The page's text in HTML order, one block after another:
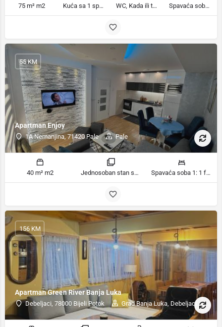
75 m² m2 Kuća sa 1 spavaćom sobom sobe WC, Kada ili tuš kupatila Spavaća soba 1: 2 kreveta za jednu osobu | Dnevni boravak: 2 kauča na razvlačenje ležaja
Apartman Enjoy
1A Nemanjina, 71420 Pale Pale
55 KM
40 m² m2 Jednosoban stan sobe Spavaća soba 1: 1 francuski bračni krevet | Dnevni boravak: 1 kauč na razvlačenje ležaja
Apartman Green River Banja Luka
Debeljaci, 78000 Bijeli Potok Grad Banja Luka, Debeljaci
156 KM